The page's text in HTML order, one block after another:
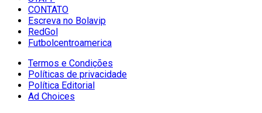
CONTATO
Escreva no Bolavip
RedGol
Futbolcentroamerica
Termos e Condições
Políticas de privacidade
Política Editorial
Ad Choices